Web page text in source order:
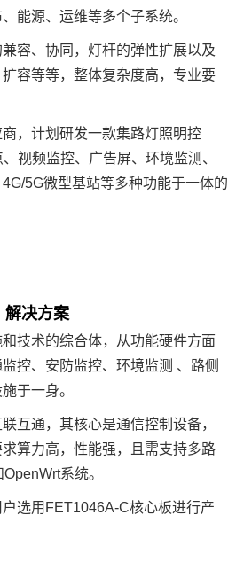
能源、运维等多个子系统。
容、协同，灯杆的弹性扩展以及
容等等，整体复杂度高，专业要
，计划研发一款集路灯照明控
视频监控、广告屏、环境监测、
5G微型基站等多种功能于一体的
解决方案
技术的综合体，从功能硬件方面
控、 安防监控、环境监测 、路侧
于一身。
互通，其核心是通信控制设备，
求算力高，性能强，且需支持多路
系统。
选用 FET1046A-C核心板进行产